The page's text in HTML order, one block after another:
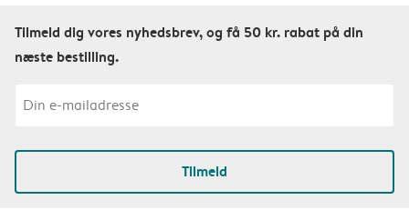
Tilmeld dig vores nyhedsbrev, og få 50 kr. rabat på din
næste bestilling.
Tilmeld